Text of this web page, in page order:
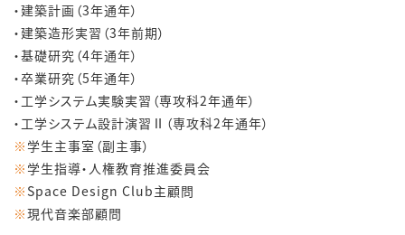
・建築計画（3年通年）
・建築造形実習（3年前期）
・基礎研究（4年通年）
・卒業研究（5年通年）
・工学システム実験実習（専攻科2年通年）
・工学システム設計演習Ⅱ（専攻科2年通年）
※ 学生主事室（副主事）
※ 学生指導・人権教育推進委員会
※ Space Design Club主顧問
※現代音楽部顧問